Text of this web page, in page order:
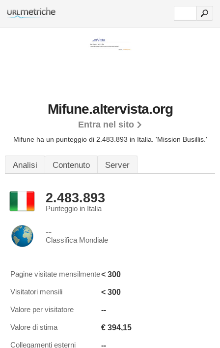
Mifune.altervista.org
Entra nel sito
Mifune ha un punteggio di 2.483.893 in Italia. 'Mission Busillis.'
Analisi Contenuto Server
2.483.893
Punteggio in Italia
--
Classifica Mondiale
Pagine visitate mensilmente< 300
Visitatori mensili < 300
Valore per visitatore --
Valore di stima € 394,15
Collegamenti esterni --